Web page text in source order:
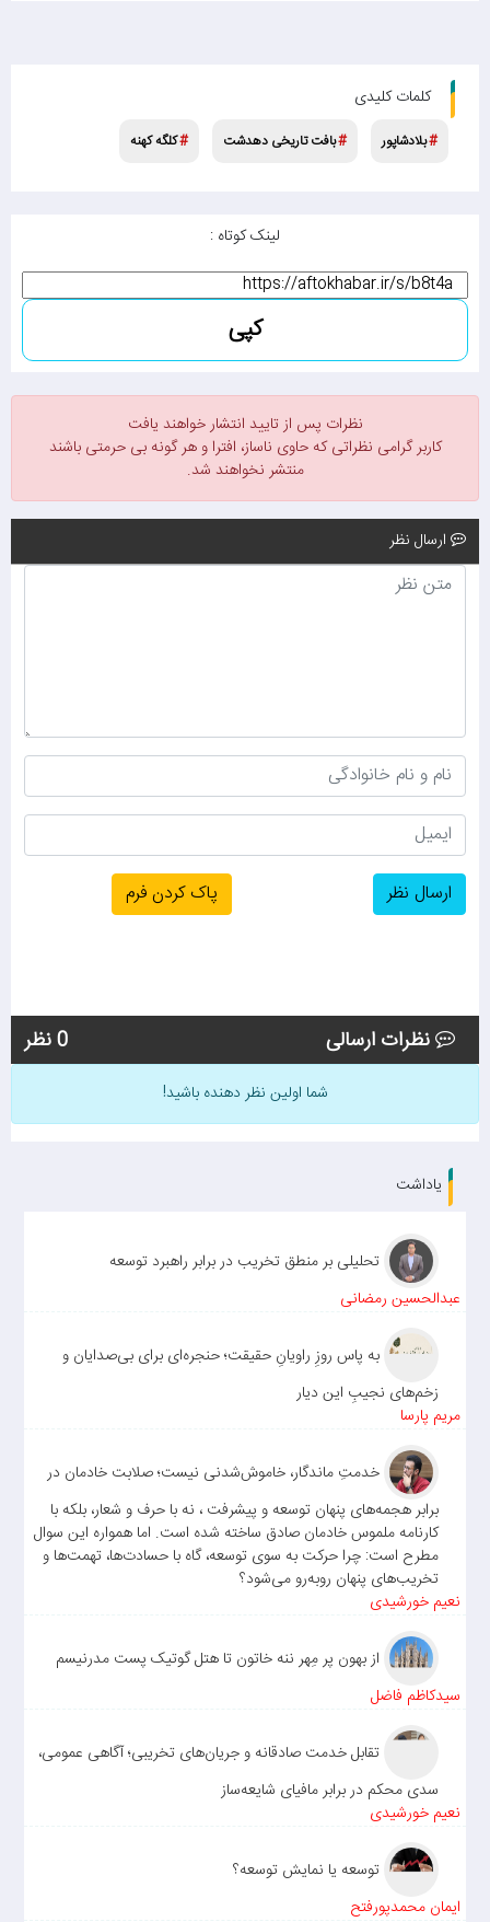
یاداشت
تحلیلی بر منطق تخریب در برابر راهبرد توسعه
عبدالحسین رمضانی
به پاس روزِ راویانِ حقیقت؛ حنجره‌ای برای بی‌صدایان و
زخم‌های نجیبِ این دیار
مریم پارسا
خدمتِ ماندگار، خاموش‌شدنی نیست؛ صلابت خادمان در
برابر هجمه‌های پنهان توسعه و پیشرفت ، نه با حرف و شعار، بلکه با
کارنامه ملموس خادمان صادق ساخته شده است. اما همواره این سوال
مطرح است: چرا حرکت به سوی توسعه، گاه با حسادت‌ها، تهمت‌ها و
تخریب‌های پنهان روبه‌رو می‌شود؟
نعیم خورشیدی
از بهون پر مِهر ننه خاتون تا هتل گوتیک پست مدرنیسم
سیدکاظم فاضل
تقابل خدمت صادقانه و جریان‌های تخریبی؛ آگاهی عمومی،
سدی محکم در برابر مافیای شایعه‌ساز
نعیم خورشیدی
توسعه یا نمایش توسعه؟
ایمان محمدپورفتح
کلمات کلیدی
بلادشاپور بافت تاریخی دهدشت کلگه کهنه
لینک کوتاه :
کپی
نظرات پس از تایید انتشار خواهند یافت
کاربر گرامی نظراتی که حاوی ناساز، افترا و هر گونه بی حرمتی باشند
منتشر نخواهند شد.
ارسال نظر
نظرات ارسالی 0 نظر
شما اولین نظر دهنده باشید!